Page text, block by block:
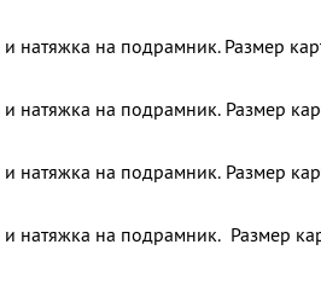
натяжка на подрамник. Размер
и натяжка на подрамник. Размер
и натяжка на подрамник. Размер
и натяжка на подрамник. Размер